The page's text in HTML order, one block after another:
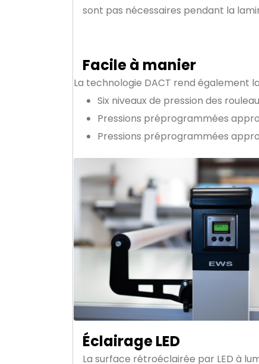
sont pas nécessaires pendant la
Facile à manier
La technologie DACT rend également
Six niveaux de pression des
Pressions préprogrammées
Pressions préprogrammées
Éclairage LED
La surface rétroéclairée par LED à